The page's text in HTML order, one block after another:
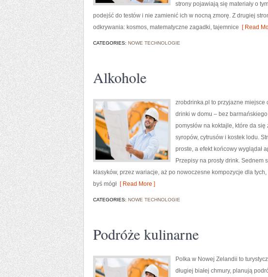
strony pojawiają się materiały o
podejść do testów i nie zamienić ich w nocną zmorę. Z drugiej
odkrywania: kosmos, matematyczne zagadki, tajemnice [ Read
CATEGORIES: NOWE TECHNOLOGIE
Alkohole
zrobdrinka.pl to przyjazne miejsce
drinki w domu – bez
pomysłów na koktajle, które da
syropów, cytrusów i kostek lodu.
proste, a efekt końcowy wyglądał
Przepisy na prosty drink. Sednem
klasyków, przez wariacje, aż po nowoczesne kompozycje dla
byś mógł [ Read More ]
CATEGORIES: NOWE TECHNOLOGIE
Podróże kulinarne
Polka w Nowej Zelandii to
długiej białej chmury, planują